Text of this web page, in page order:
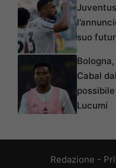
suo
Cabal
Lucumí
Redazione -